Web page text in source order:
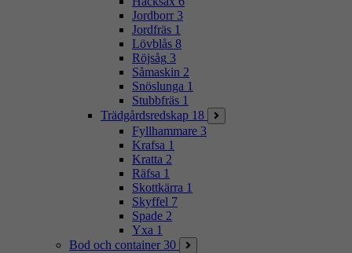
Jordborr 3
Jordfräs 1
Lövblås 8
Röjsåg 3
Såmaskin 2
Snöslunga 1
Stubbfräs 1
Trädgårdsredskap 18
Fyllhammare 3
Krafsa 1
Kratta 2
Räfsa 1
Skottkärra 1
Skyffel 7
Spade 2
Yxa 1
Bod och container 30